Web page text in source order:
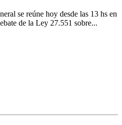
se reúne hoy desde las 13 hs en
de la Ley 27.551 sobre...